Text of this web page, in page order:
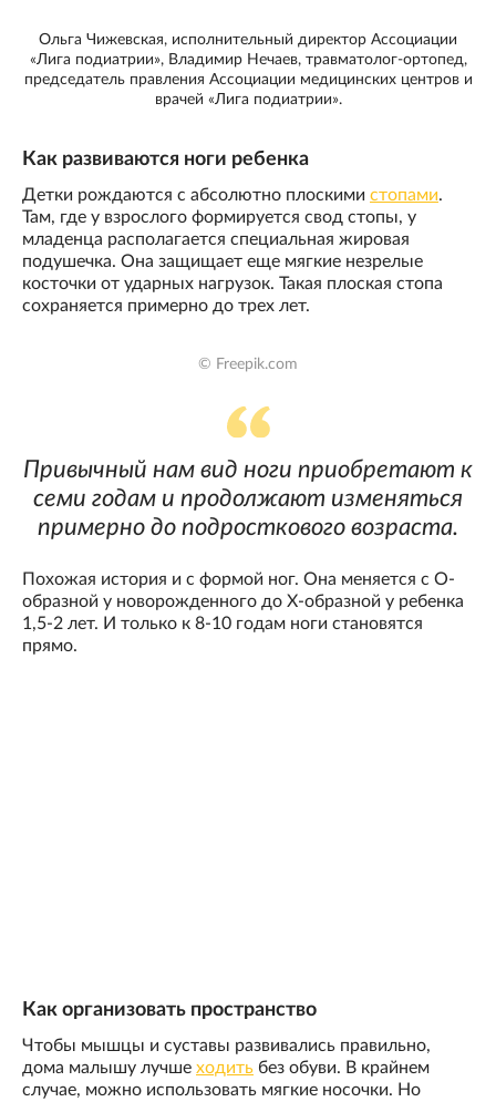
Ольга Чижевская, исполнительный директор Ассоциации
«Лига подиатрии», Владимир Нечаев, травматолог-ортопед,
председатель правления Ассоциации медицинских центров и
врачей «Лига подиатрии».
Как развиваются ноги ребенка
Детки рождаются с абсолютно плоскими стопами.
Там, где у взрослого формируется свод стопы, у
младенца располагается специальная жировая
подушечка. Она защищает еще мягкие незрелые
косточки от ударных нагрузок. Такая плоская стопа
сохраняется примерно до трех лет.
© Freepik.com
Привычный нам вид ноги приобретают к
семи годам и продолжают изменяться
примерно до подросткового возраста.
Похожая история и с формой ног. Она меняется с О-
образной у новорожденного до Х-образной у ребенка
1,5-2 лет. И только к 8-10 годам ноги становятся
прямо.
Как организовать пространство
Чтобы мышцы и суставы развивались правильно,
дома малышу лучше ходить без обуви. В крайнем
случае, можно использовать мягкие носочки. Но